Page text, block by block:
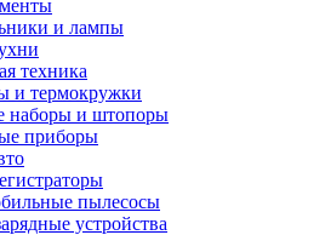
и лампы
техника
и термокружки
наборы и штопоры
приборы
пылесосы
устройства